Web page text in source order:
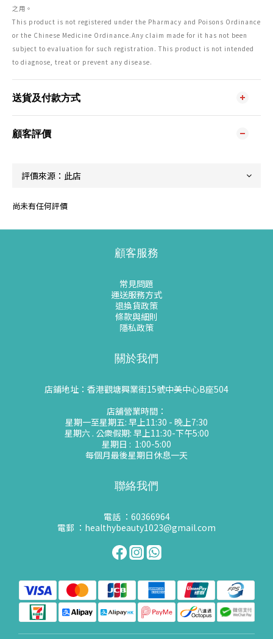
之用。
This product is not registered under the Pharmacy and Poisons Ordinance
or the Chinese Medicine Ordinance.Any claim made for it has not been
subject to evaluation for such registration. This product is not intended
to diagnose, treat or prevent any disease.
送貨及付款方式
顧客評價
尚未有任何評價
顧客服務
常見問題
運送服務方式
退換貨政策
條款與細則
隱私政策
關於我們
店鋪地址：香港觀塘興業街15號中美中心B座504
店舖營業時間：
星期一至星期五: 早上11:30 - 晚上7:30
星期六 . 公衆假期: 早上11:30-下午5:00
星期日 : 1:00-5:00
每個月最後星期日休息一天
聯絡我們
電話 ：60366964
電郵 ：healthybeauty1023@gmail.com